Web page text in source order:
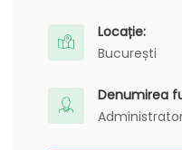
Locație:
București
Denumirea